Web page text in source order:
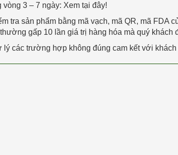
3 – 7 ngày: Xem tại đây!
tra sản phẩm bằng mã vạch, mã QR, mã FDA
gấp 10 lần giá trị hàng hóa mà quý khách
các trường hợp không đúng cam kết với